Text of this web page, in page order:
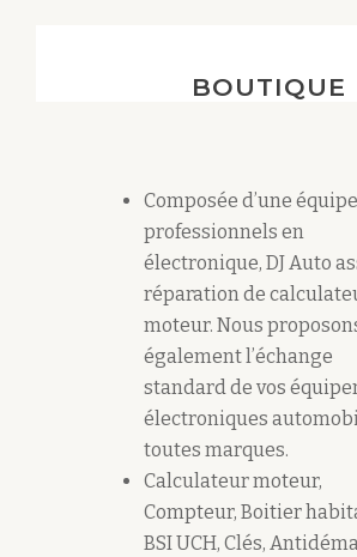
BOUTIQUE
Composée d’une
professionnels en
électronique, DJ Auto
réparation de
moteur. Nous
également l’échange
standard de vos
électroniques
toutes marques.
Calculateur moteur,
Compteur, Boitier
BSI UCH, Clés,